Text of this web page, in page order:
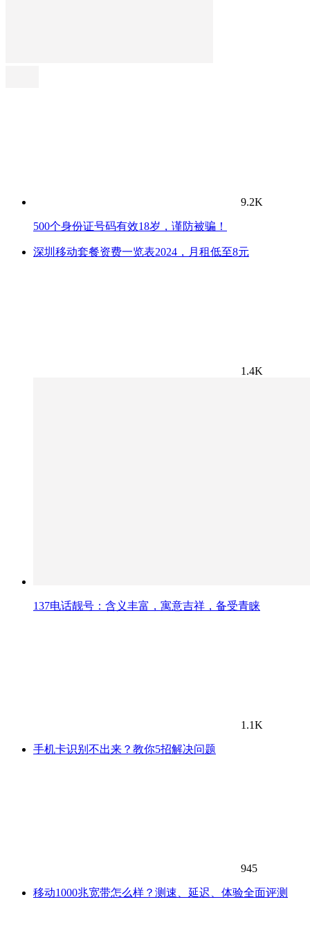
9.2K
500个身份证号码有效18岁，谨防被骗！
深圳移动套餐资费一览表2024，月租低至8元
1.4K
137电话靓号：含义丰富，寓意吉祥，备受青睐
1.1K
手机卡识别不出来？教你5招解决问题
945
移动1000兆宽带怎么样？测速、延迟、体验全面评测